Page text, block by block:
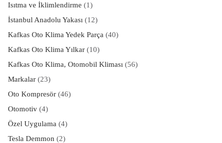
Isıtma ve İklimlendirme (1)
İstanbul Anadolu Yakası (12)
Kafkas Oto Klima Yedek Parça (40)
Kafkas Oto Klima Yılkar(10)
Kafkas Oto Klima, Otomobil Kliması (56)
Markalar(23)
Oto Kompresör(46)
Otomotiv(4)
Özel Uygulama (4)
Tesla Demmon (2)